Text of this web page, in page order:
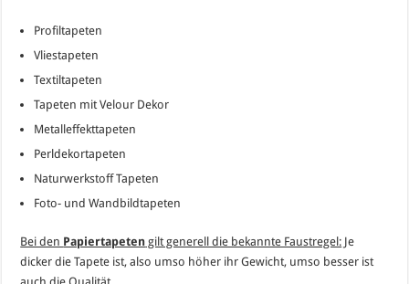
Profiltapeten
Vliestapeten
Textiltapeten
Tapeten mit Velour Dekor
Metalleffekttapeten
Perldekortapeten
Naturwerkstoff Tapeten
Foto- und Wandbildtapeten
Bei den Papiertapeten gilt generell die bekannte Faustregel: Je
dicker die Tapete ist, also umso höher ihr Gewicht, umso besser ist